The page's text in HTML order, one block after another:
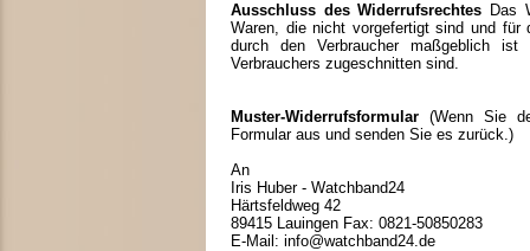
Ausschluss des Widerrufsrechtes Das
Waren, die nicht vorgefertigt sind und für
durch den Verbraucher maßgeblich
Verbrauchers zugeschnitten sind.
Muster-Widerrufsformular (Wenn Sie
Formular aus und senden Sie es zurück.)
An
Iris Huber - Watchband24
Härtsfeldweg 42
89415 Lauingen Fax: 0821-50850283
E-Mail: info@watchband24.de